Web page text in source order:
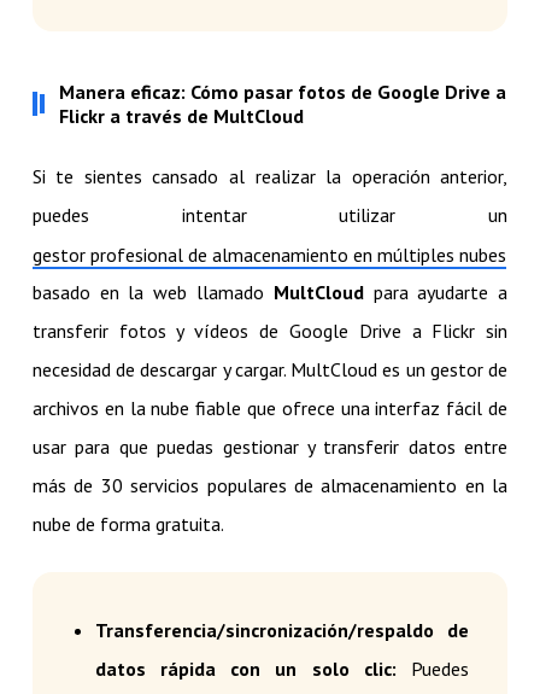
Manera eficaz: Cómo pasar fotos de Google Drive a
Flickr a través de MultCloud
Si te sientes cansado al realizar la operación anterior,
puedes intentar utilizar un
gestor profesional de almacenamiento en múltiples nubes
basado en la web llamado MultCloudpara ayudarte a
transferir fotos y vídeos de Google Drive a Flickr sin
necesidad de descargar y cargar. MultCloud es un gestor de
archivos en la nube fiable que ofrece una interfaz fácil de
usar para que puedas gestionar y transferir datos entre
más de 30 servicios populares de almacenamiento en la
nube de forma gratuita.
Transferencia/sincronización/respaldo de
datos rápida con un solo clic: Puedes